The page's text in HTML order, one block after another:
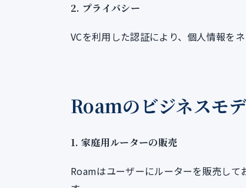
2. プライバシー
VCを利用した認証により、個人情報を
Roamのビジネスモ
1. 家庭用ルーターの販売
Roamはユーザーにルーターを販売し